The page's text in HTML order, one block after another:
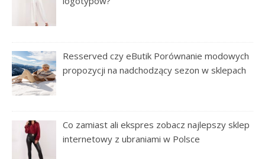
Resserved czy eButik Porównanie modowych
propozycji na nadchodzący sezon w sklepach
Co zamiast ali ekspres zobacz najlepszy sklep
internetowy z ubraniami w Polsce